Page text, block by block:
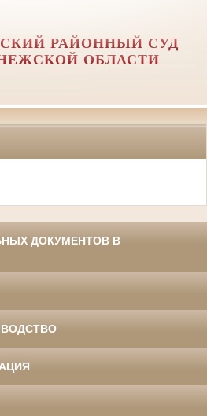
РАЙОННЫЙ СУД
ОБЛАСТИ
ДОКУМЕНТОВ В